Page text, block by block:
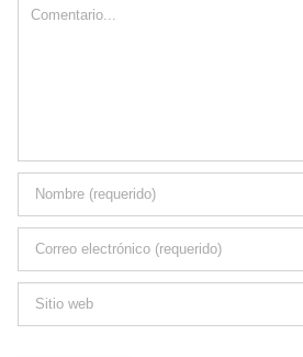
Comment